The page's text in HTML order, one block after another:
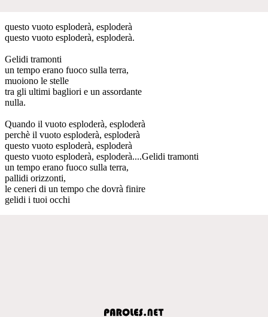
questo vuoto esploderà, esploderà
questo vuoto esploderà, esploderà.
Gelidi tramonti
un tempo erano fuoco sulla terra,
muoiono le stelle
tra gli ultimi bagliori e un assordante
nulla.
Quando il vuoto esploderà, esploderà
perchè il vuoto esploderà, esploderà
questo vuoto esploderà, esploderà
questo vuoto esploderà, esploderà....Gelidi tramonti
un tempo erano fuoco sulla terra,
pallidi orizzonti,
le ceneri di un tempo che dovrà finire
gelidi i tuoi occhi